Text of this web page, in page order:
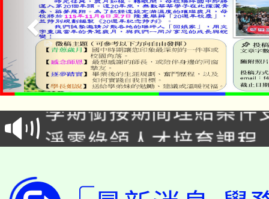
115年食農教育專業人
程
學期銜接期間理賠案件
學籍身 分審查程序及
淨零綠領人才培育課程
「2026金融保險知識